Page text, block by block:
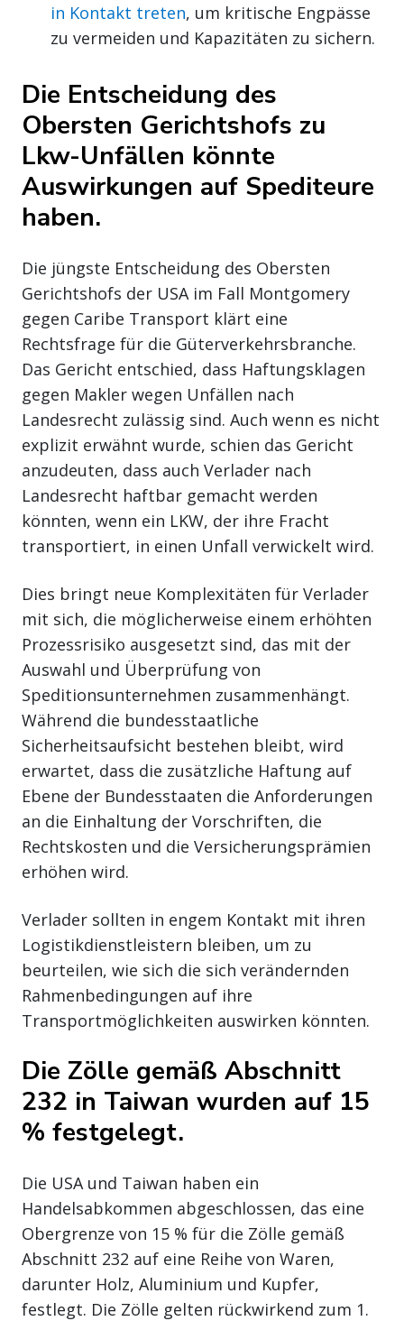
in Kontakt treten, um kritische Engpässe
zu vermeiden und Kapazitäten zu sichern.
Die Entscheidung des
Obersten Gerichtshofs zu
Lkw-Unfällen könnte
Auswirkungen auf Spediteure
haben.
Die jüngste Entscheidung des Obersten
Gerichtshofs der USA im Fall Montgomery
gegen Caribe Transport klärt eine
Rechtsfrage für die Güterverkehrsbranche.
Das Gericht entschied, dass Haftungsklagen
gegen Makler wegen Unfällen nach
Landesrecht zulässig sind. Auch wenn es nicht
explizit erwähnt wurde, schien das Gericht
anzudeuten, dass auch Verlader nach
Landesrecht haftbar gemacht werden
könnten, wenn ein LKW, der ihre Fracht
transportiert, in einen Unfall verwickelt wird.
Dies bringt neue Komplexitäten für Verlader
mit sich, die möglicherweise einem erhöhten
Prozessrisiko ausgesetzt sind, das mit der
Auswahl und Überprüfung von
Speditionsunternehmen zusammenhängt.
Während die bundesstaatliche
Sicherheitsaufsicht bestehen bleibt, wird
erwartet, dass die zusätzliche Haftung auf
Ebene der Bundesstaaten die Anforderungen
an die Einhaltung der Vorschriften, die
Rechtskosten und die Versicherungsprämien
erhöhen wird.
Verlader sollten in engem Kontakt mit ihren
Logistikdienstleistern bleiben, um zu
beurteilen, wie sich die sich verändernden
Rahmenbedingungen auf ihre
Transportmöglichkeiten auswirken könnten.
Die Zölle gemäß Abschnitt
232 in Taiwan wurden auf 15
% festgelegt.
Die USA und Taiwan haben ein
Handelsabkommen abgeschlossen, das eine
Obergrenze von 15 % für die Zölle gemäß
Abschnitt 232 auf eine Reihe von Waren,
darunter Holz, Aluminium und Kupfer,
festlegt. Die Zölle gelten rückwirkend zum 1.